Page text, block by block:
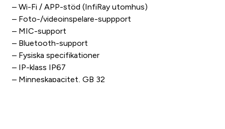
– Wi-Fi / APP-stöd (InfiRay utomhus)
– Foto-/videoinspelare-suppport
– MIC-support
– Bluetooth-support
– Fysiska specifikationer
– IP-klass IP67
– Minneskapacitet, GB 32